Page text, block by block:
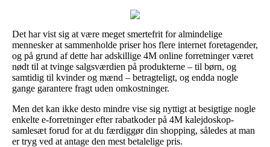
Det har vist sig at være meget smertefrit for almindelige
mennesker at sammenholde priser hos flere internet foretagender,
og på grund af dette har adskillige 4M online forretninger været
nødt til at tvinge salgsværdien på produkterne – til børn, og
samtidig til kvinder og mænd – betragteligt, og endda nogle
gange garantere fragt uden omkostninger.
Men det kan ikke desto mindre vise sig nyttigt at besigtige nogle
enkelte e-forretninger efter rabatkoder på 4M kalejdoskop-
samlesæt forud for at du færdiggør din shopping, således at man
er tryg ved at antage den mest betalelige pris.